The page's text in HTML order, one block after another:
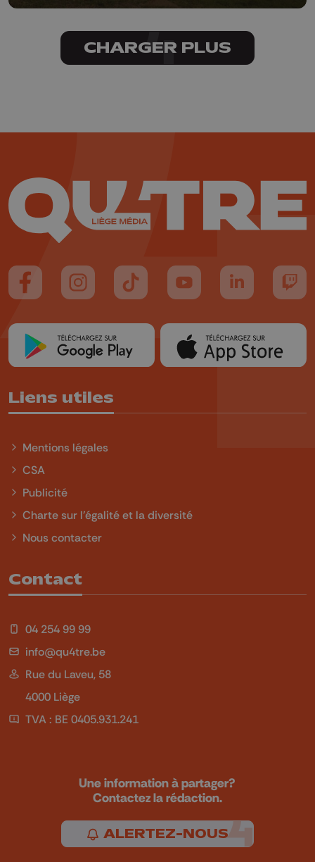
CHARGER PLUS
Suivez-nous sur FaceBook
Suivez-nous sur Instagram
Suivez-nous sur TikTok
Suivez-nous sur YouTube
Suivez-nous
Liens utiles
Mentions légales
CSA
Publicité
Charte sur l'égalité et la diversité
Nous contacter
Contact
04 254 99 99
info@qu4tre.be
Rue du Laveu, 58
4000 Liège
TVA : BE 0405.931.241
Une information à partager?
Contactez la rédaction.
ALERTEZ-NOUS